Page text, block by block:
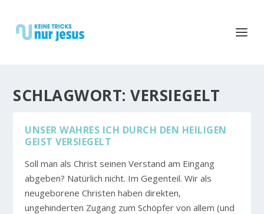
SCHLAGWORT:VERSIEGELT
UNSER WAHRES ICH DURCH DEN HEILIGEN
GEIST VERSIEGELT
Soll man als Christ seinen Verstand am Eingang
abgeben? Natürlich nicht. Im Gegenteil. Wir als
neugeborene Christen haben direkten,
ungehinderten Zugang zum Schöpfer von allem (und